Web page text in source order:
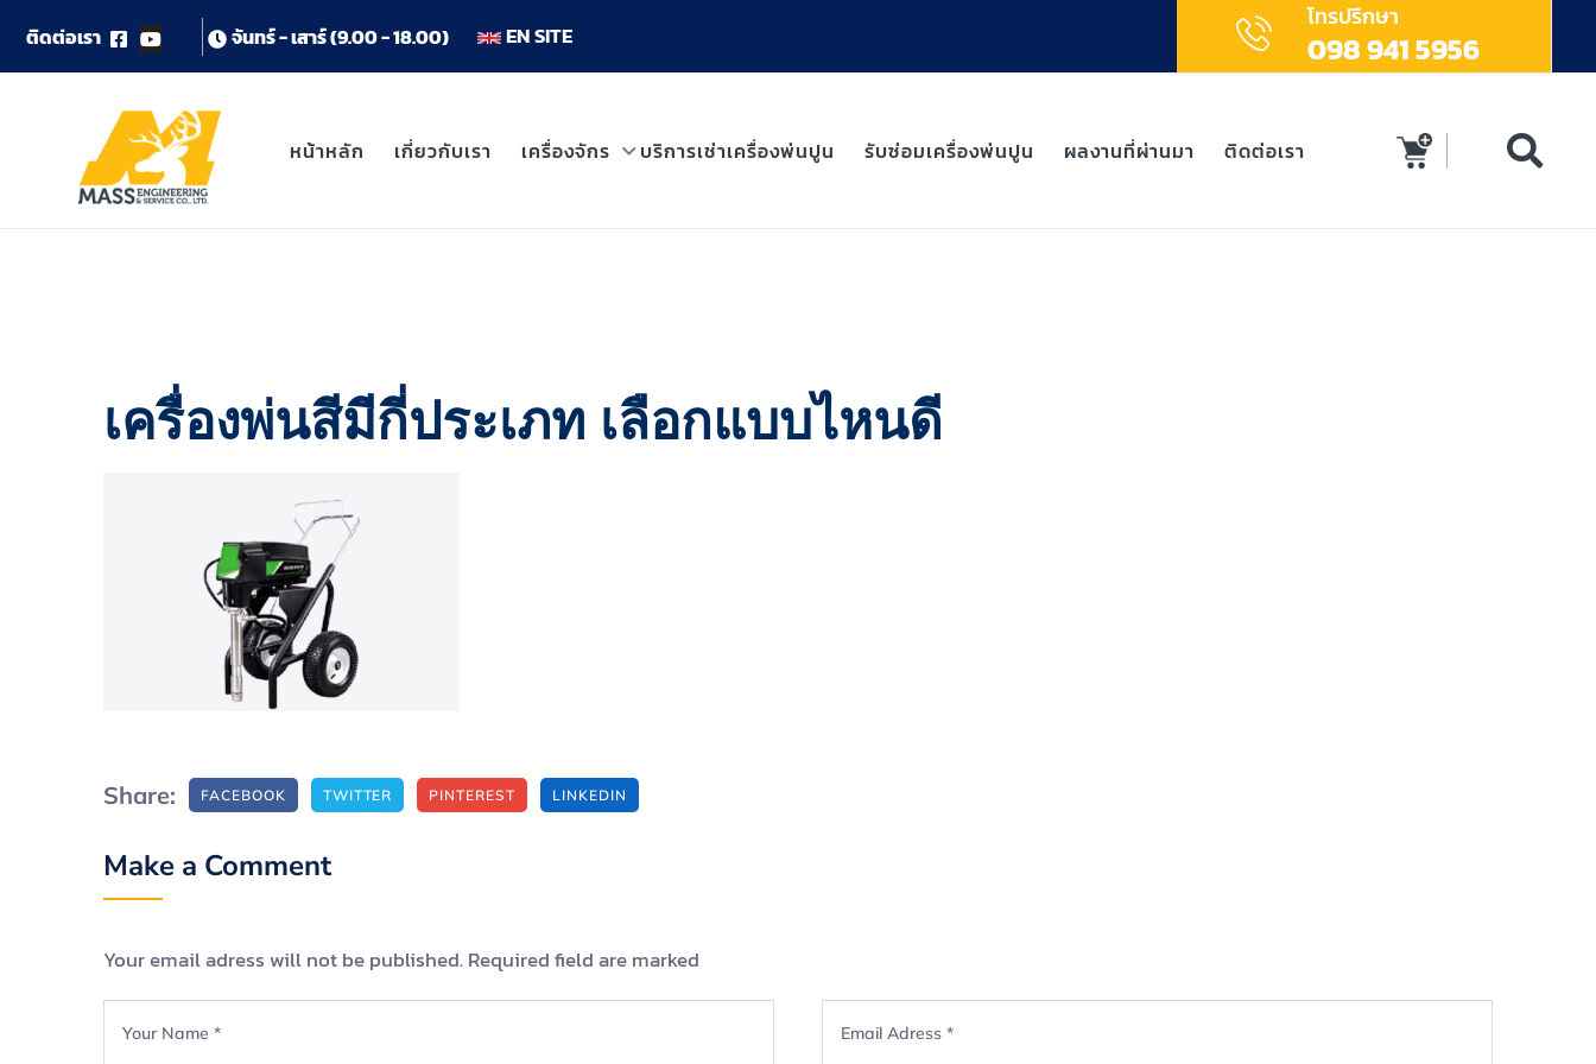
ตดตอเรา จนทร-เสาร(9.00-18.00) EN SITE
โทรปรึกษา
098 941 5956
หน้าหลัก เกี่ยวกับเรา เครื่องจักร บริการเช่าเครื่องพ่นปูน รับซ่อมเครื่องพ่นปูน ผลงานที่ผ่านมา ติดต่อเรา
เครื่องพ่นสีมีกี่ประเภท เลือกแบบไหนดี
Share: FACEBOOK TWITTER PINTEREST LINKEDIN
Make a Comment
Your email adress will not be published. Required field are marked